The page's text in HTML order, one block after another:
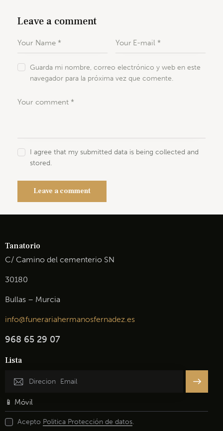
Leave a comment
Guarda mi nombre, correo electrónico y web en este
navegador para la próxima vez que comente.
I agree that my submitted data is being collected and
stored.
Tanatorio
C/ Camino del cementerio SN
30180
Bullas – Murcia
info@funerariahermanosfernadez.es
968 65 29 07
Lista
Inscribir
Acepto Politica Protección de datos.